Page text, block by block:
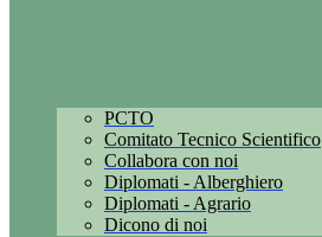
PCTO
Comitato Tecnico Scientifico
Collabora con noi
Diplomati - Alberghiero
Diplomati - Agrario
Dicono di noi